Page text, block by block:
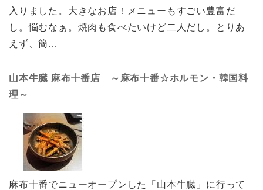
入りました。大きなお店！メニューもすごい豊富だ
し。悩むなぁ。焼肉も食べたいけど二人だし。とりあ
えず、簡…
山本牛臓 麻布十番店 ～麻布十番☆ホルモン・韓国料
理～
麻布十番でニューオープンした「山本牛臓」に行って